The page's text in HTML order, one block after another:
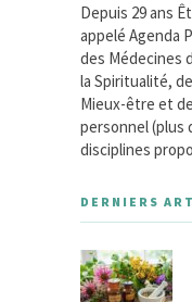
Depuis 29 ans
appelé Agenda
des Médecines
la Spiritualité,
Mieux-être et
personnel (plus
disciplines
DERNIERS